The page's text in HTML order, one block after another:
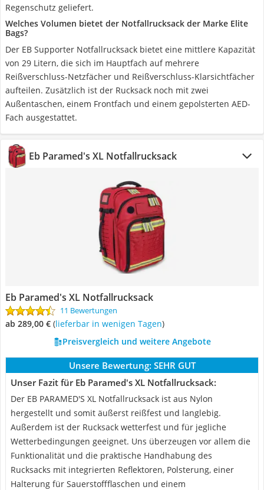
Regenschutz geliefert.
Welches Volumen bietet der Notfallrucksack der Marke Elite
Bags?
Der EB Supporter Notfallrucksack bietet eine mittlere Kapazität
von 29 Litern, die sich im Hauptfach auf mehrere
Reißverschluss-Netzfächer und Reißverschluss-Klarsichtfächer
aufteilen. Zusätzlich ist der Rucksack noch mit zwei
Außentaschen, einem Frontfach und einem gepolsterten AED-
Fach ausgestattet.
Eb Paramed's XL Notfallrucksack
Eb Paramed's XL Notfallrucksack
11 Bewertungen
ab 289,00 € ( Lieferbar in wenigen Tagen)
Preisvergleich und weitere Angebote
Unsere Bewertung: SEHR GUT
Unser Fazit für Eb Paramed's XL Notfallrucksack:
Der EB PARAMED'S XL Notfallrucksack ist aus Nylon
hergestellt und somit äußerst reißfest und langlebig.
Außerdem ist der Rucksack wetterfest und für jegliche
Wetterbedingungen geeignet. Uns überzeugen vor allem die
Funktionalität und die praktische Handhabung des
Rucksacks mit integrierten Reflektoren, Polsterung, einer
Halterung für Sauerstoffflaschen und einem